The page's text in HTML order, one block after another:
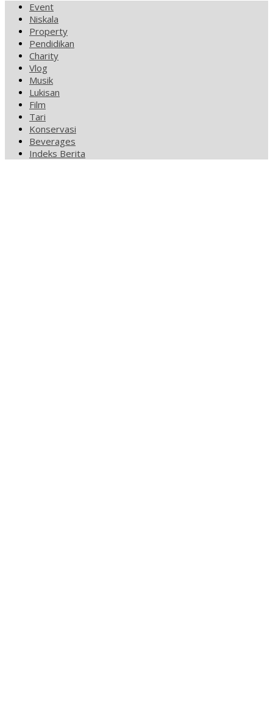
Event
Niskala
Property
Pendidikan
Charity
Vlog
Musik
Lukisan
Film
Tari
Konservasi
Beverages
Indeks Berita